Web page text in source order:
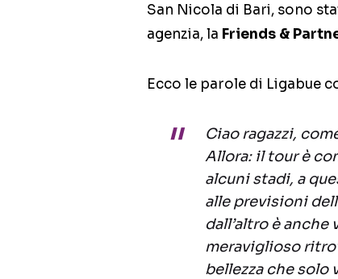
San Nicola di Bari, sono
agenzia, la Friends &
Ecco le parole di Ligabue
Ciao ragazzi,
Allora: il tour è
alcuni stadi, a
alle previsioni
dall’altro è anche
meraviglioso
bellezza che solo